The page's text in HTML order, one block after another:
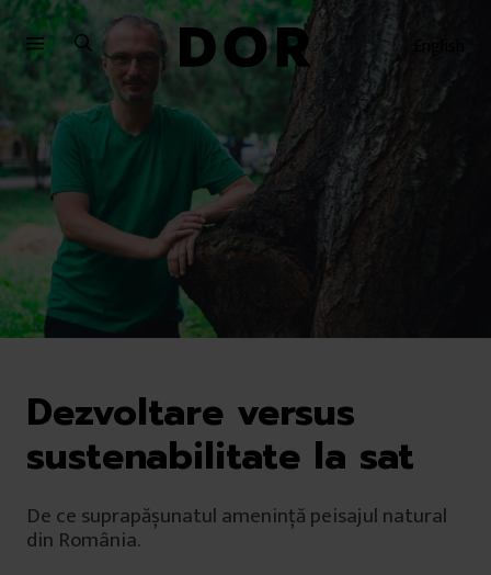
Sari
la
meniu
Sari
la
conținut
Dezvoltare versus
sustenabilitate la sat
De ce suprapășunatul amenință peisajul natural
din România.